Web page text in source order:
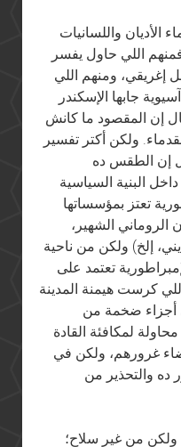
الأديان واللسانيات
اللي حاول يفسر
إغريقي، ومنهم اللي
جابها الإسكندر
إن المقصود ما كانش
ولكن أكتر تفسير
إن الطقس ده
البنية السياسية
تعتز بمؤسساتها
الروماني الشهير،
إلخ) ولكن من ناحية
تعتمد على
كرست هيمنة المدينة
أجزاء ضخمة من
لمكافئة القادة
غرورهم، ولكن في
ده والتحذير من
من غير سلاح؛